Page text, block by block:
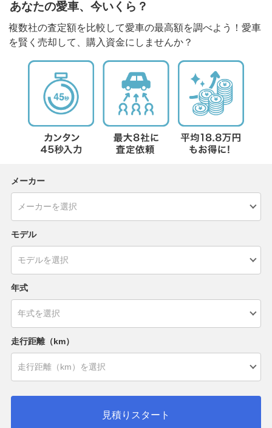
あなたの愛車、今いくら？
複数社の査定額を比較して愛車の最高額を調べよう！愛車
を賢く売却して、購入資金にしませんか？
メーカー
モデル
年式
走行距離（km）
見積りスタート